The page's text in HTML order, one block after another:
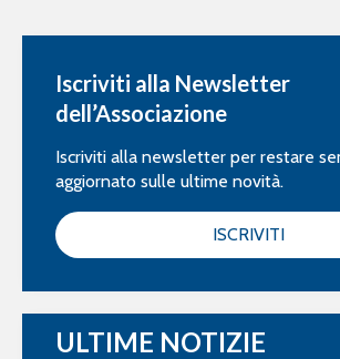
Iscriviti alla Newsletter
dell’Associazione
Iscriviti alla newsletter per restare
aggiornato sulle ultime novità.
ISCRIVITI
ULTIME NOTIZIE